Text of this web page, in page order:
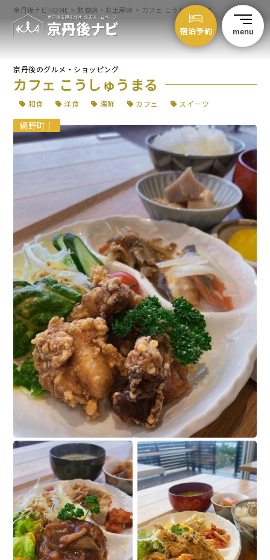
宿泊予約 menu
京丹後ナビHOME >飲食店・お土産店 > カフェ こうしゅうまる
京丹後のグルメ・ショッピング
カフェ こうしゅうまる
和食 洋食 海鮮 カフェ スイーツ
網野町 ｜